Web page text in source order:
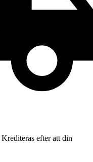
Krediteras efter att din